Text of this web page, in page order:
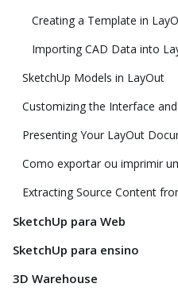
Creating a Template in
Importing CAD Data into
SketchUp Models in LayOut
Customizing the Interface
Presenting Your LayOut
Como exportar ou imprimir
Extracting Source Content
SketchUp para Web
SketchUp para ensino
3D Warehouse